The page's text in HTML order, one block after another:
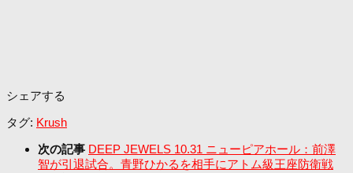
シェアする
タグ: Krush
次の記事 DEEP JEWELS 10.31 ニューピアホール：前澤
智が引退試合。青野ひかるを相手にアトム級王座防衛戦